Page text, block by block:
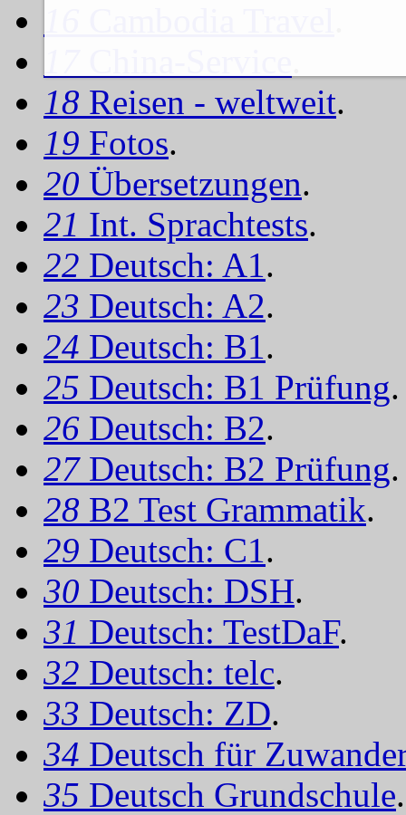
18 Reisen - weltweit.
19 Fotos.
20 Übersetzungen.
21 Int. Sprachtests.
22 Deutsch: A1.
23 Deutsch: A2.
24 Deutsch: B1.
25 Deutsch: B1 Prüfung.
26 Deutsch: B2.
27 Deutsch: B2 Prüfung.
28 B2 Test Grammatik.
29 Deutsch: C1.
30 Deutsch: DSH.
31 Deutsch: TestDaF.
32 Deutsch: telc.
33 Deutsch: ZD.
34 Deutsch für
35 Deutsch Grundschule.